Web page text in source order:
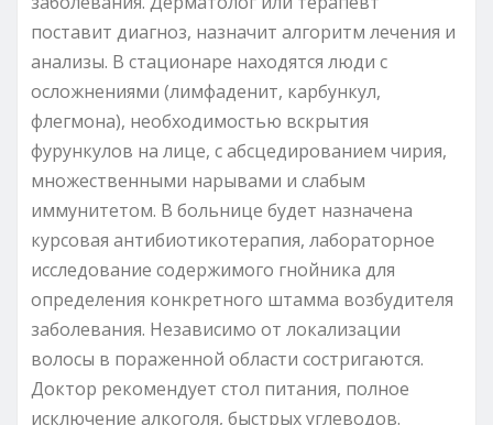
поставит диагноз, назначит алгоритм лечения и
анализы. В стационаре находятся люди с
осложнениями (лимфаденит, карбункул,
флегмона), необходимостью вскрытия
фурункулов на лице, с абсцедированием чирия,
множественными нарывами и слабым
иммунитетом. В больнице будет назначена
курсовая антибиотикотерапия, лабораторное
исследование содержимого гнойника для
определения конкретного штамма возбудителя
заболевания. Независимо от локализации
волосы в пораженной области состригаются.
Доктор рекомендует стол питания, полное
исключение алкоголя, быстрых углеводов.